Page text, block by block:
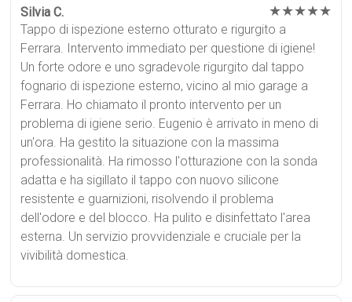
Silvia C. ★★★★★
Tappo di ispezione esterno otturato e rigurgito a
Ferrara. Intervento immediato per questione di igiene!
Un forte odore e uno sgradevole rigurgito dal tappo
fognario di ispezione esterno, vicino al mio garage a
Ferrara. Ho chiamato il pronto intervento per un
problema di igiene serio. Eugenio è arrivato in meno di
un'ora. Ha gestito la situazione con la massima
professionalità. Ha rimosso l'otturazione con la sonda
adatta e ha sigillato il tappo con nuovo silicone
resistente e guarnizioni, risolvendo il problema
dell'odore e del blocco. Ha pulito e disinfettato l'area
esterna. Un servizio provvidenziale e cruciale per la
vivibilità domestica.